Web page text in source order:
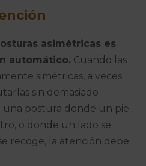
asimétricas es
automático. Cuando las
simétricas, a veces
sin demasiado
una postura donde un pie
o donde un lado se
recoge, la atención debe